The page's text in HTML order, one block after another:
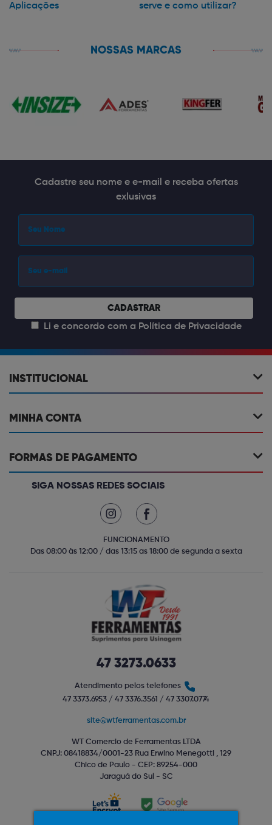
Aplicações
serve e como utilizar?
NOSSAS MARCAS
Cadastre seu nome e e-mail e receba ofertas
exlusivas
CADASTRAR
Li e concordo com a Política de Privacidade
INSTITUCIONAL
MINHA CONTA
FORMAS DE PAGAMENTO
SIGA NOSSAS REDES SOCIAIS
FUNCIONAMENTO
Das 08:00 às 12:00 / das 13:15 as 18:00 de segunda a sexta
47 3273.0633
Atendimento pelos telefones
47 3373.6953 / 47 3376.3561 / 47 3307.0774
site@wtferramentas.com.br
WT Comercio de Ferramentas LTDA
CNPJ: 08418834/0001-23 Rua Erwino Menegotti , 129
Chico de Paulo - CEP: 89254-000
Jaraguá do Sul - SC